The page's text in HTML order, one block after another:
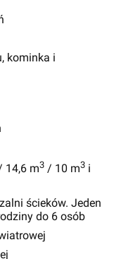
kominka i
14,6 m3 / 10 m3 i
ścieków. Jeden
do 6 osób